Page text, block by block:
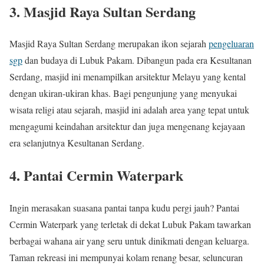
3. Masjid Raya Sultan Serdang
Masjid Raya Sultan Serdang merupakan ikon sejarahpengeluaran
sgpdan budaya di Lubuk Pakam. Dibangun pada era Kesultanan
Serdang, masjid ini menampilkan arsitektur Melayu yang kental
dengan ukiran-ukiran khas. Bagi pengunjung yang menyukai
wisata religi atau sejarah, masjid ini adalah area yang tepat untuk
mengagumi keindahan arsitektur dan juga mengenang kejayaan
era selanjutnya Kesultanan Serdang.
4. Pantai Cermin Waterpark
Ingin merasakan suasana pantai tanpa kudu pergi jauh? Pantai
Cermin Waterpark yang terletak di dekat Lubuk Pakam tawarkan
berbagai wahana air yang seru untuk dinikmati dengan keluarga.
Taman rekreasi ini mempunyai kolam renang besar, seluncuran